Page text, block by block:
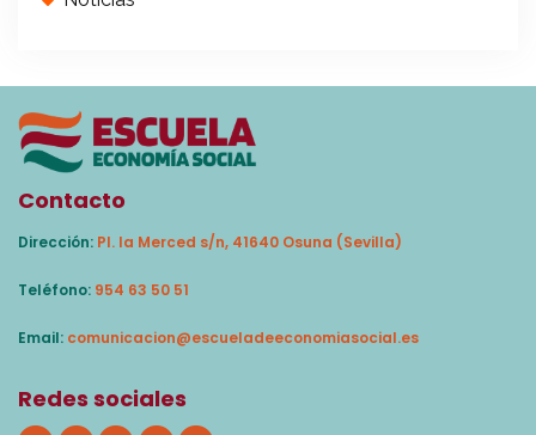
Contacto
Dirección: Pl. la Merced s/n, 41640 Osuna (Sevilla)
Teléfono: 954 63 50 51
Email: comunicacion@escueladeeconomiasocial.es
Redes sociales